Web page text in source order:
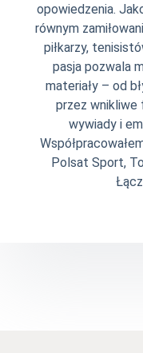
opowiedzenia.
równym
piłkarzy,
pasja pozwala
materiały – od
przez wnikliwe
wywiady i
Polsat Sport,